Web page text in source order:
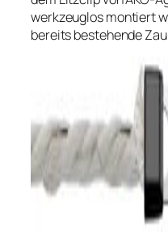
werkzeuglos montiert
bereits bestehende